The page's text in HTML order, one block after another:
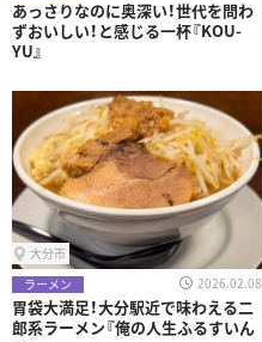
あっさりなのに奥深い！世代を問わ
ずおいしい！と感じる一杯『KOU-
YU』
大分市
ラーメン
2026.02.08
胃袋大満足！大分駅近で味わえる二
郎系ラーメン『俺の人生ふるすいん